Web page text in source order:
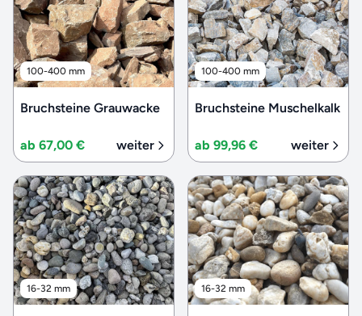
100-400 mm
Bruchsteine Grauwacke
ab 67,00 € weiter
100-400 mm
Bruchsteine Muschelkalk
ab 99,96 € weiter
16-32 mm 16-32 mm